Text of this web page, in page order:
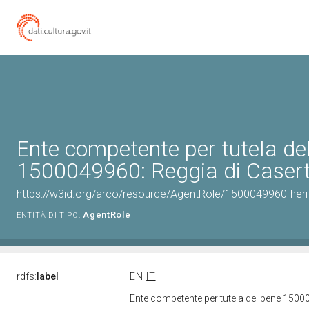
Ente competente per tutela
1500049960: Reggia di
https://w3id.org/arco/resource/AgentRole/1500049960-
ENTITÀ DI TIPO: AgentRole
rdfs: label EN
IT
Ente competente per tutela del bene